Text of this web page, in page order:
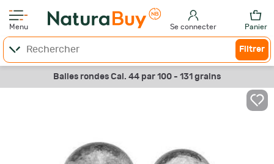
Menu Se connecter Panier
Filtrer
Balles rondes Cal. 44 par 100 - 131 grains